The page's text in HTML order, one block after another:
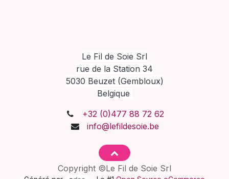
Le Fil de Soie Srl
rue de la Station 34
5030 Beuzet (Gembloux)
Belgique
+32 (0)477 88 72 62
info@lefildesoie.be
Copyright ©Le Fil de Soie Srl